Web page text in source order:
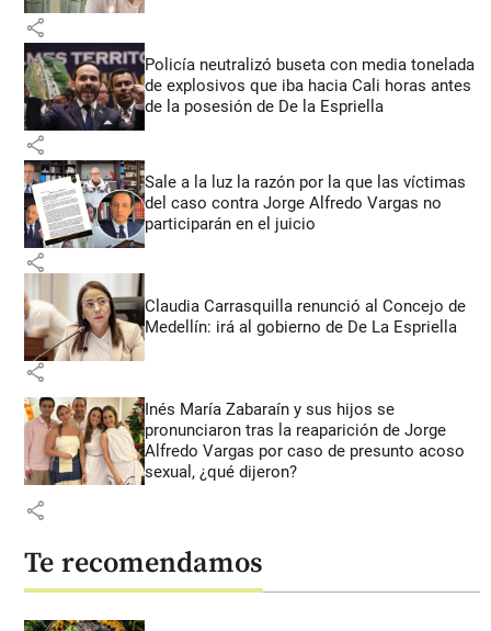
share
Policía neutralizó buseta con media tonelada
de explosivos que iba hacia Cali horas antes
de la posesión de De la Espriella
share
Sale a la luz la razón por la que las víctimas
del caso contra Jorge Alfredo Vargas no
participarán en el juicio
share
Claudia Carrasquilla renunció al Concejo de
Medellín: irá al gobierno de De La Espriella
share
Inés María Zabaraín y sus hijos se
pronunciaron tras la reaparición de Jorge
Alfredo Vargas por caso de presunto acoso
sexual, ¿qué dijeron?
share
Te recomendamos